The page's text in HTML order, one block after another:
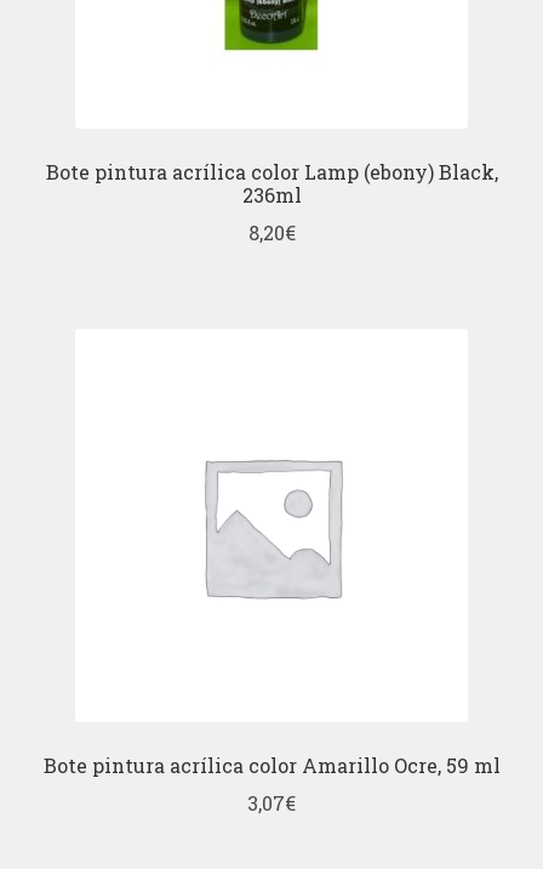
Bote pintura acrílica color Lamp (ebony) Black,
236ml
8,20€
Bote pintura acrílica color Amarillo Ocre, 59 ml
3,07€